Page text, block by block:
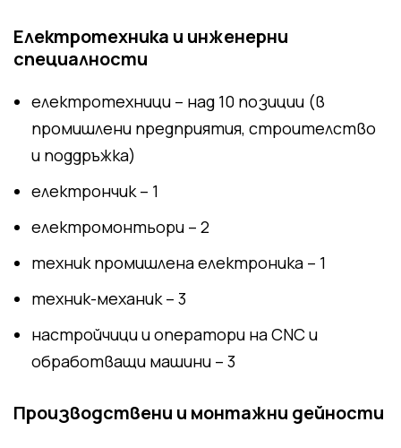
Електротехника и инженерни
специалности
електротехници – над 10 позиции (в
промишлени предприятия, строителство
и поддръжка)
електрончик – 1
електромонтьори – 2
техник промишлена електроника – 1
техник-механик – 3
настройчици и оператори на CNC и
обработващи машини – 3
Производствени и монтажни дейности